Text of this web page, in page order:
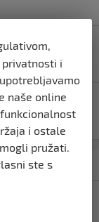
dana, u
lansirao
satelit
Najčitanije
prihvatamo
i
naše online
i ostale
pružati.
ste s